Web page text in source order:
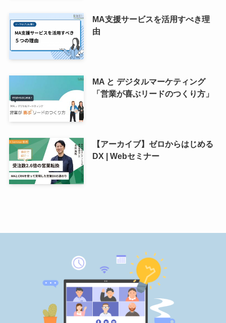
MA支援サービスを活用すべき理
由
MA と デジタルマーケティング
「営業が喜ぶリードのつくり方」
【アーカイブ】ゼロからはじめる
DX | Webセミナー